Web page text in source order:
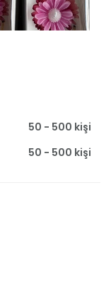
50 - 500 kişi
50 - 500 kişi